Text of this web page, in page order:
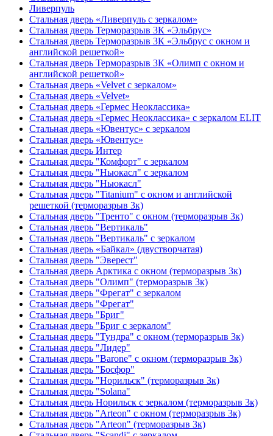
Ливерпуль
Стальная дверь «Ливерпуль с зеркалом»
Стальная дверь Терморазрыв 3К «Эльбрус»
Стальная дверь Терморазрыв 3К «Эльбрус с окном и
английской решеткой»
Стальная дверь Терморазрыв 3К «Олимп с окном и
английской решеткой»
Стальная дверь «Velvet с зеркалом»
Стальная дверь «Velvet»
Стальная дверь «Гермес Неоклассика»
Стальная дверь «Гермес Неоклассика» с зеркалом ELIT
Стальная дверь «Ювентус» с зеркалом
Стальная дверь «Ювентус»
Стальная дверь Интер
Стальная дверь "Комфорт" с зеркалом
Стальная дверь "Ньюкасл" с зеркалом
Стальная дверь "Ньюкасл"
Стальная дверь "Titanium" с окном и английской
решеткой (терморазрыв 3к)
Стальная дверь "Тренто" с окном (терморазрыв 3к)
Стальная дверь "Вертикаль"
Стальная дверь "Вертикаль" с зеркалом
Стальная дверь «Байкал» (двустворчатая)
Стальная дверь "Эверест"
Стальная дверь Арктика с окном (терморазрыв 3к)
Стальная дверь "Олимп" (терморазрыв 3к)
Стальная дверь "Фрегат" с зеркалом
Стальная дверь "Фрегат"
Стальная дверь "Бриг"
Стальная дверь "Бриг с зеркалом"
Стальная дверь "Тундра" с окном (терморазрыв 3к)
Стальная дверь "Лидер"
Стальная дверь "Barone" с окном (терморазрыв 3к)
Стальная дверь "Босфор"
Стальная дверь "Норильск" (терморазрыв 3к)
Стальная дверь "Solana"
Стальная дверь Норильск с зеркалом (терморазрыв 3к)
Стальная дверь "Arteon" с окном (терморазрыв 3к)
Стальная дверь "Arteon" (терморазрыв 3к)